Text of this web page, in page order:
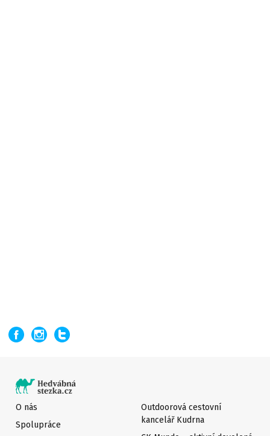
O nás
Spolupráce
Outdoorová cestovní
kancelář Kudrna